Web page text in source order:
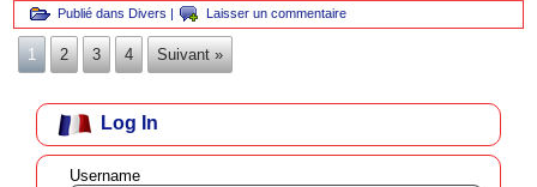
Publié dans Divers | Laisser un commentaire
1 2 3 4 Suivant »
Log In
Username